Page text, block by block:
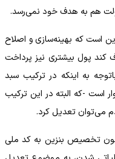
هم به هدف خود نمی‌رسد.
است که بهینه‌سازی و اصلاح
پول بیشتری نیز پرداخت
به اینکه در ترکیب سبد
است -که البته در این ترکیب
می‌توان تعدیل کرد.
تخصیص بنزین به کد ملی